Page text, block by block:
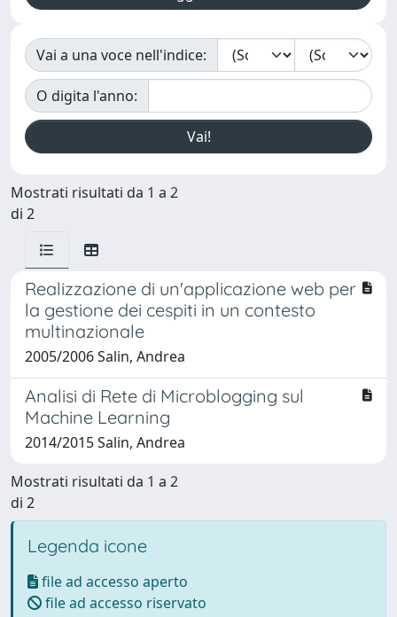
Vai a una voce nell'indice:
O digita l'anno:
Mostrati risultati da 1 a 2
di 2
Realizzazione di un'applicazione web per
la gestione dei cespiti in un contesto
multinazionale
2005/2006 Salin, Andrea
Analisi di Rete di Microblogging sul
Machine Learning
2014/2015 Salin, Andrea
Mostrati risultati da 1 a 2
di 2
Legenda icone
file ad accesso aperto
file ad accesso riservato